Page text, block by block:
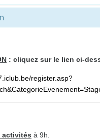
: cliquez sur le lien ci-
register.asp?
activités à 9h.